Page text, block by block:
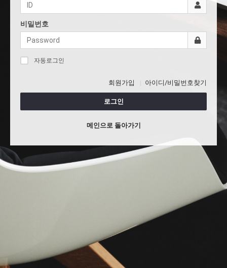
비밀번호
자동로그인
회원가입 아이디/비밀번호찾기
로그인
메인으로 돌아가기